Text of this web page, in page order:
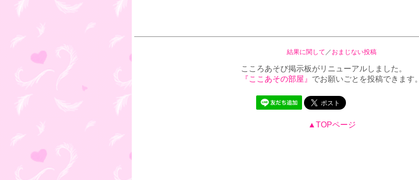
結果に関して ／ おまじない投稿
こころあそび掲示板がリニューアルしました。
『ここあその部屋』 でお願いごとを投稿できます。
▲TOPページ